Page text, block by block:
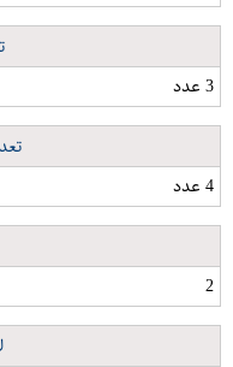
3 عدد
4 عدد
2